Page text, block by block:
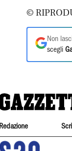
©
Non
scegli
Redazione